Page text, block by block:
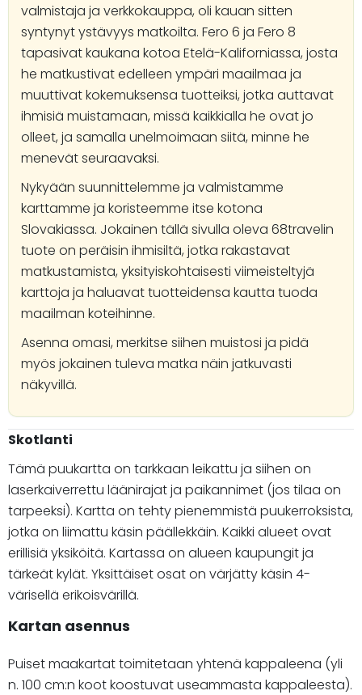
valmistaja ja verkkokauppa, oli kauan sitten
syntynyt ystävyys matkoilta. Fero 6 ja Fero 8
tapasivat kaukana kotoa Etelä-Kaliforniassa, josta
he matkustivat edelleen ympäri maailmaa ja
muuttivat kokemuksensa tuotteiksi, jotka auttavat
ihmisiä muistamaan, missä kaikkialla he ovat jo
olleet, ja samalla unelmoimaan siitä, minne he
menevät seuraavaksi.
Nykyään suunnittelemme ja valmistamme
karttamme ja koristeemme itse kotona
Slovakiassa. Jokainen tällä sivulla oleva 68travelin
tuote on peräisin ihmisiltä, jotka rakastavat
matkustamista, yksityiskohtaisesti viimeisteltyjä
karttoja ja haluavat tuotteidensa kautta tuoda
maailman koteihinne.
Asenna omasi, merkitse siihen muistosi ja pidä
myös jokainen tuleva matka näin jatkuvasti
näkyvillä.
Skotlanti
Tämä puukartta on tarkkaan leikattu ja siihen on
laserkaiverrettu läänirajat ja paikannimet (jos tilaa on
tarpeeksi). Kartta on tehty pienemmistä puukerroksista,
jotka on liimattu käsin päällekkäin. Kaikki alueet ovat
erillisiä yksiköitä. Kartassa on alueen kaupungit ja
tärkeät kylät. Yksittäiset osat on värjätty käsin 4-
värisellä erikoisvärillä.
Kartan asennus
Puiset maakartat toimitetaan yhtenä kappaleena (yli
n. 100 cm:n koot koostuvat useammasta kappaleesta).